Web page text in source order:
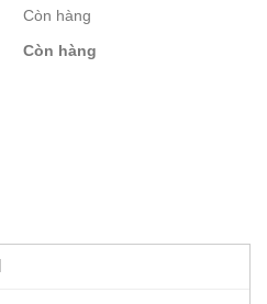
Còn hàng
Còn hàng